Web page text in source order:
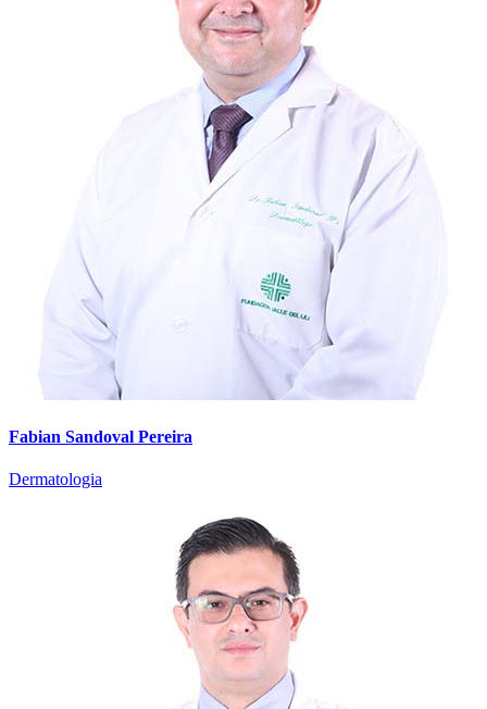
Fabian Sandoval Pereira
Dermatologia